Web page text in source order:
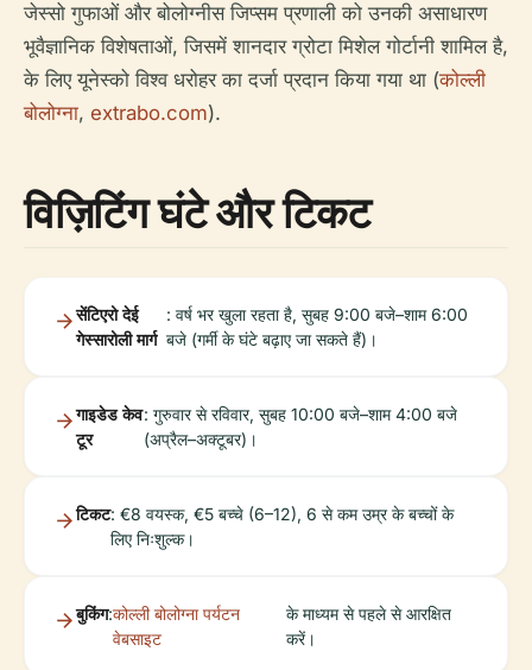
जेस्सो गुफाओं और बोलोग्नीस जिप्सम प्रणाली को उनकी असाधारण
भूवैज्ञानिक विशेषताओं, जिसमें शानदार ग्रोटा मिशेल गोर्टानी शामिल है,
के लिए यूनेस्को विश्व धरोहर का दर्जा प्रदान किया गया था (कोल्ली
बोलोग्ना, extrabo.com).
विज़िटिंग घंटे और टिकट
सेंटिएरो देई
गेस्सारोली मार्ग
: वर्ष भर खुला रहता है, सुबह 9:00 बजे–शाम 6:00
बजे (गर्मी के घंटे बढ़ाए जा सकते हैं)।
गाइडेड केव
टूर
: गुरुवार से रविवार, सुबह 10:00 बजे–शाम 4:00 बजे
(अप्रैल–अक्टूबर)।
टिकट: €8 वयस्क, €5 बच्चे (6–12), 6 से कम उम्र के बच्चों के
लिए निःशुल्क।
बुकिंग:कोल्ली बोलोग्ना पर्यटन
वेबसाइट
के माध्यम से पहले से आरक्षित
करें।